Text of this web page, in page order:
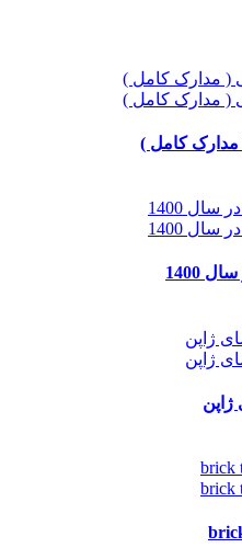
مدارک کامل )
1400
ژاپن